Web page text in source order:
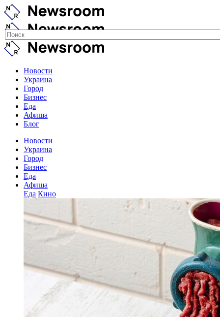
Новости
Украина
Город
Бизнес
Еда
Афиша
Блог
Новости
Украина
Город
Бизнес
Еда
Афиша
Еда Кино